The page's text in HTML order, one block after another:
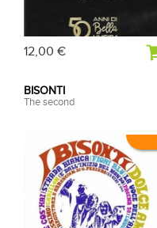
12,00 €
BISONTI
The second